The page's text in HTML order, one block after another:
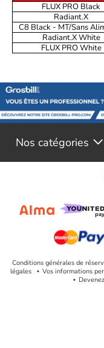
FLUX PRO Black
Radiant.X
C8 Black - MT/Sans
Radiant.X White
FLUX PRO White
Nos catégories
Conditions générales de
légales
Vos informations